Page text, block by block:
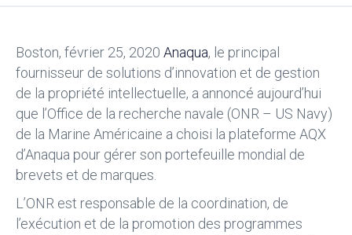
b
o
ok
dI
n
Boston, février 25, 2020 Anaqua, le principal
fournisseur de solutions d’innovation et de gestion
de la propriété intellectuelle, a annoncé aujourd’hui
que l’Office de la recherche navale (ONR – US Navy)
de la Marine Américaine a choisi la plateforme AQX
d’Anaqua pour gérer son portefeuille mondial de
brevets et de marques.
L’ONR est responsable de la coordination, de
l’exécution et de la promotion des programmes